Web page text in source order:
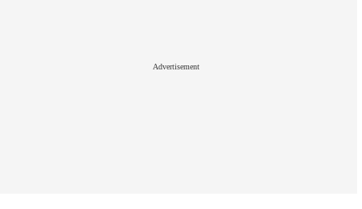
Advertisement